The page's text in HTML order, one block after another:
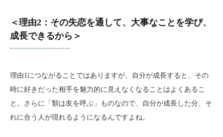
＜理由2：その失恋を通して、大事なことを学び、
成長できるから＞
理由1につながることではありますが、自分が成長すると、その
時に好きだった相手を魅力的に見えなくなることはよくあるこ
と。さらに「類は友を呼ぶ」ものなので、自分が成長した分、そ
れに合う人が現れるようになるんですよね。